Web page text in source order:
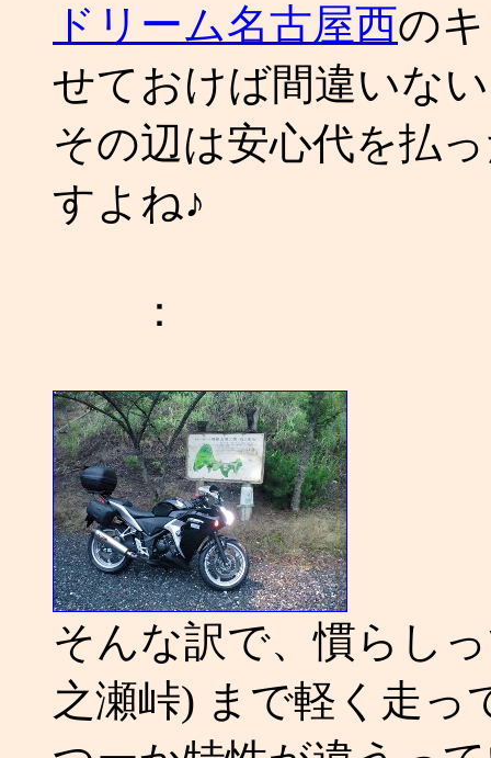
ドリーム名古屋西の
せておけば間違いな
その辺は安心代を払
すよね♪
：
そんな訳で、慣らし
之瀬峠) まで軽く走っ